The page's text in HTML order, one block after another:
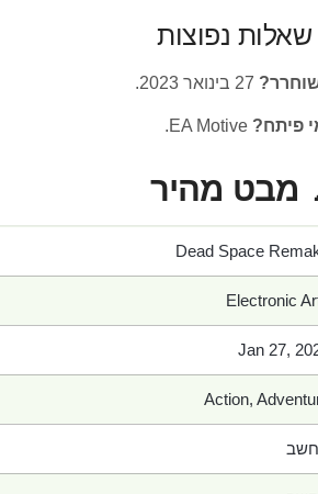
שאלות נפוצות
פיתח?
מבט מהיר
Dead Space
Electronic
Jan 27,
Action,